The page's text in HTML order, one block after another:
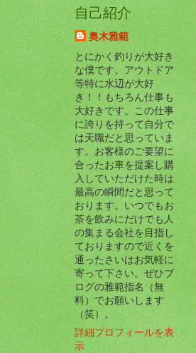
自己紹介
奥木雅範
とにかく釣りが大好き
な僕です。アウトドア
等特に水辺が大好
き！！もちろん仕事も
大好きです。この仕事
に誇りを持って自分で
は天職だと思っていま
す。お客様のご要望に
合ったお車を提案し購
入していただけた時は
最高の瞬間だと思って
おります。いつでもお
茶を飲みにだけでも人
の集まる会社を目指し
ておりますので近くを
通ったさいはお気軽に
寄って下さい。ぜひブ
ログの雅範指名（無
料）でお願いします
（笑）。
詳細プロフィールを表
示